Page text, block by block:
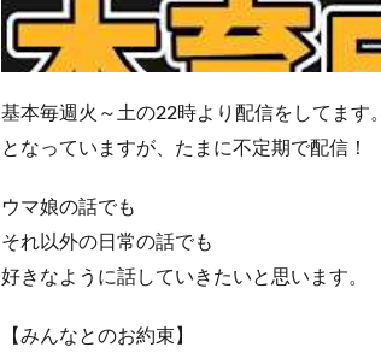
基本毎週火～土の22時より配信をしてます。
となっていますが、たまに不定期で配信！
ウマ娘の話でも
それ以外の日常の話でも
好きなように話していきたいと思います。
【みんなとのお約束】